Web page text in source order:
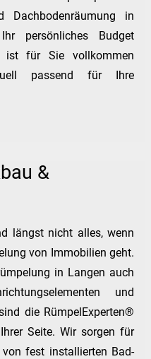
in
persönliches Budget
ist für Sie vollkommen
passend für Ihre
&
längst nicht alles, wenn
von Immobilien geht.
in Langen auch
und
die RümpelExperten®
Seite. Wir sorgen für
fest installierten Bad-